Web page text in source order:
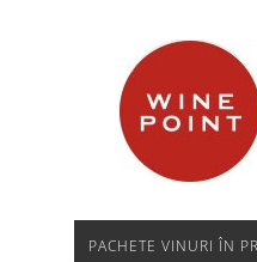
PACHETE VINURI ÎN